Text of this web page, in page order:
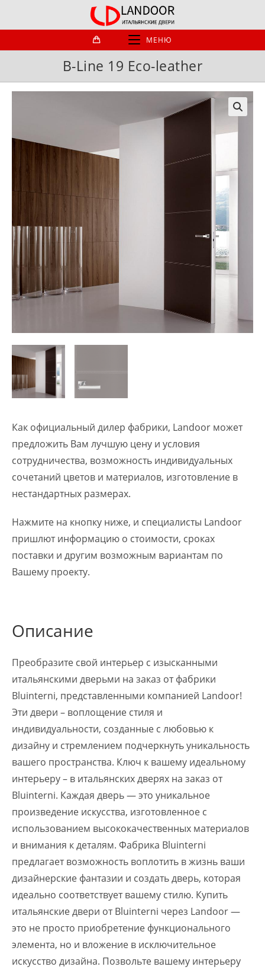
МЕНЮ
B-Line 19 Eco-leather
Как официальный дилер фабрики, Landoor может
предложить Вам лучшую цену и условия
сотрудничества, возможность индивидуальных
сочетаний цветов и материалов, изготовление в
нестандартных размерах.
Нажмите на кнопку ниже, и специалисты Landoor
пришлют информацию о стоимости, сроках
поставки и другим возможным вариантам по
Вашему проекту.
Описание
Преобразите свой интерьер с изысканными
итальянскими дверьми на заказ от фабрики
Bluinterni, представленными компанией Landoor!
Эти двери – воплощение стиля и
индивидуальности, созданные с любовью к
дизайну и стремлением подчеркнуть уникальность
вашего пространства. Ключ к вашему идеальному
интерьеру – в итальянских дверях на заказ от
Bluinterni. Каждая дверь — это уникальное
произведение искусства, изготовленное с
использованием высококачественных материалов
и внимания к деталям. Фабрика Bluinterni
предлагает возможность воплотить в жизнь ваши
дизайнерские фантазии и создать дверь, которая
идеально соответствует вашему стилю. Купить
итальянские двери от Bluinterni через Landoor —
это не просто приобретение функционального
элемента, но и вложение в исключительное
искусство дизайна. Позвольте вашему интерьеру